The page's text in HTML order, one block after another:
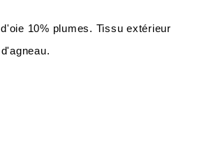
10% plumes. Tissu extérieur